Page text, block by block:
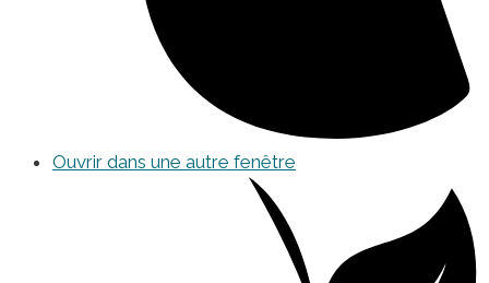
Ouvrir dans une autre fenêtre